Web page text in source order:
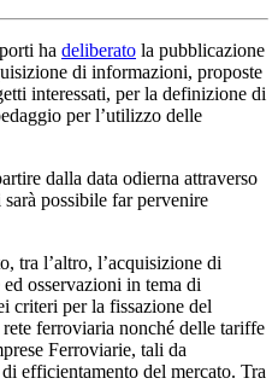
ha deliberato la pubblicazione
di informazioni, proposte
interessati, per la definizione di
per l’utilizzo delle
dalla data odierna attraverso
possibile far pervenire
tra l’altro, l’acquisizione di
osservazioni in tema di
criteri per la fissazione del
ferroviaria nonché delle tariffe
Ferroviarie, tali da
efficientamento del mercato. Tra